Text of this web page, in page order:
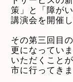
策」と「障が
講演会を開催
その第三回目
更になってい
いただくこと
市に行ってきま